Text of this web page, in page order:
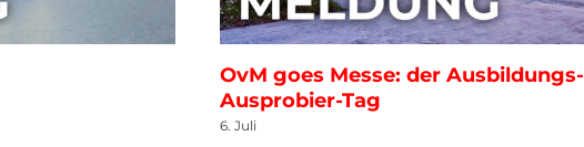
OvM goes Messe: der Ausbildungs-
Ausprobier-Tag
6. Juli